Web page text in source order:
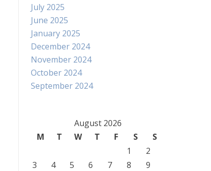
July 2025
June 2025
January 2025
December 2024
November 2024
October 2024
September 2024
August 2026
M
T W T F S
S
1
2
3
4 5 6 7 8
9